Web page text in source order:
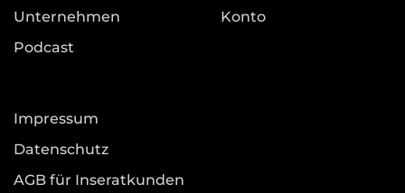
Unternehmen
Podcast
Konto
Impressum
Datenschutz
AGB für Inseratkunden